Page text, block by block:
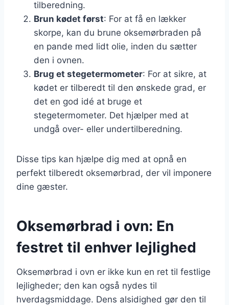
tilberedning.
Brun kødet først: For at få en lækker
skorpe, kan du brune oksemørbraden på
en pande med lidt olie, inden du sætter
den i ovnen.
Brug et stegetermometer: For at sikre, at
kødet er tilberedt til den ønskede grad, er
det en god idé at bruge et
stegetermometer. Det hjælper med at
undgå over- eller undertilberedning.
Disse tips kan hjælpe dig med at opnå en
perfekt tilberedt oksemørbrad, der vil imponere
dine gæster.
Oksemørbrad i ovn: En
festret til enhver lejlighed
Oksemørbrad i ovn er ikke kun en ret til festlige
lejligheder; den kan også nydes til
hverdagsmiddage. Dens alsidighed gør den til